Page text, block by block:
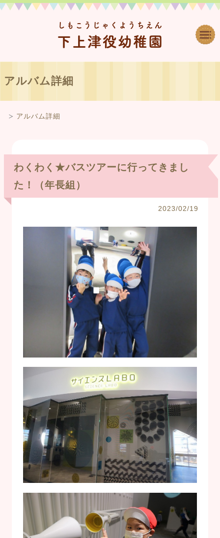
しもこうじゃくようちえん
下上津役幼稚園
アルバム詳細
アルバム詳細
わくわく★バスツアーに行ってきまし
た！（年長組）
2023/02/19